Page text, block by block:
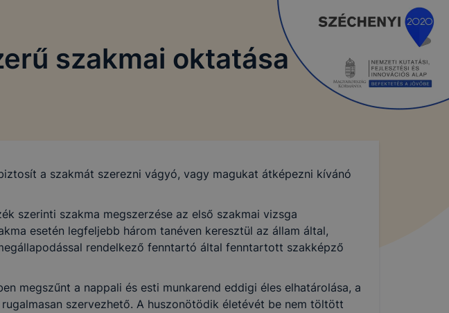
szakmai oktatása
a szakmát szerezni vágyó, vagy magukat átképezni kívánó
szerinti szakma megszerzése az első szakmai vizsga
esetén legfeljebb három tanéven keresztül az állam által,
rendelkező fenntartó által fenntartott szakképző
megszűnt a nappali és esti munkarend eddigi éles elhatárolása, a
szervezhető. A huszonötödik életévét be nem töltött